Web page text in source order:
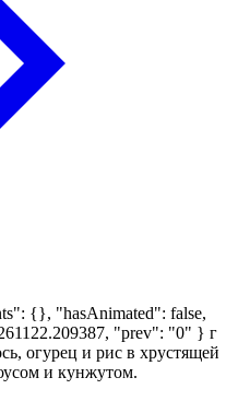
{}, "hasAnimated": false,
"prev": "0" } г
огурец и рис в хрустящей
и кунжутом.